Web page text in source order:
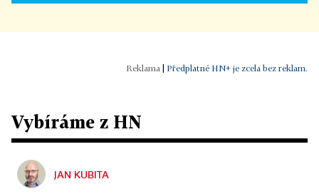
Předplatné HN+ je zcela bez reklam.
Vybíráme z HN
JAN KUBITA